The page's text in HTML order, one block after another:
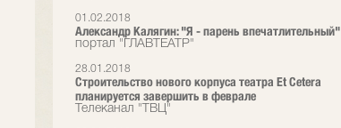
01.02.2018
Александр Калягин: "Я - парень впечатлительный"
портал "ГЛАВТЕАТР"
28.01.2018
Строительство нового корпуса театра Et Cetera
планируется завершить в феврале
Телеканал "ТВЦ"